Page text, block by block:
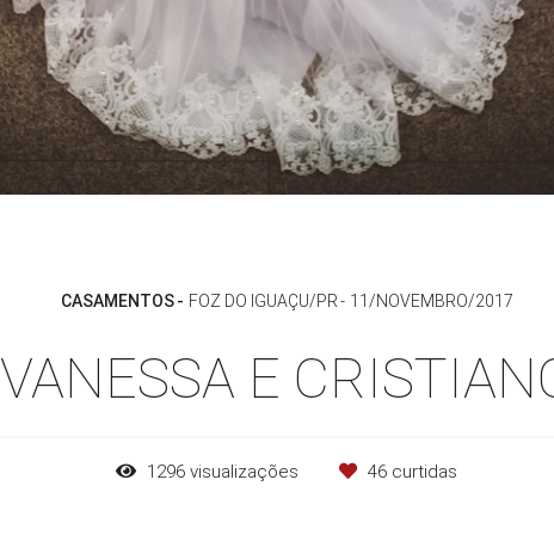
CASAMENTOS FOZ DO IGUAÇU/PR 11/NOVEMBRO/2017
VANESSA E
1296 visualizações 46 curtidas